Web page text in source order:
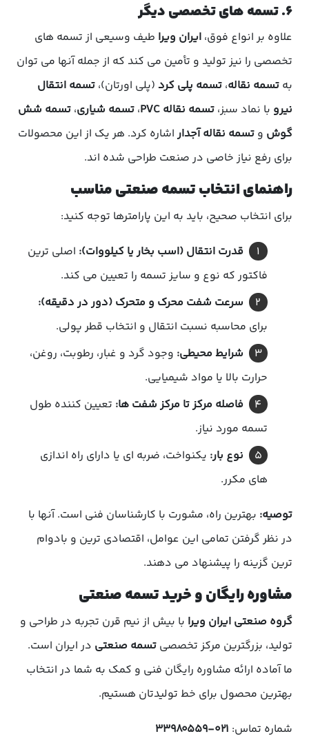
۶. تسمه های تخصصی دیگر
علاوه بر انواع فوق، ایران ویرا طیف وسیعی از تسمه های
تخصصی را نیز تولید و تأمین می کند که از جمله آنها می توان
به تسمه نقاله، تسمه پلی کرد (پلی اورتان)، تسمه انتقال
نیرو با نماد سبز، تسمه نقاله PVC ، تسمه شیاری، تسمه شش
گوش و تسمه نقاله آجداراشاره کرد. هر یک از این محصولات
برای رفع نیاز خاصی در صنعت طراحی شده اند.
راهنمای انتخاب تسمه صنعتی مناسب
برای انتخاب صحیح، باید به این پارامترها توجه کنید:
قدرت انتقال (اسب بخار یا کیلووات): اصلی ترین
فاکتور که نوع و سایز تسمه را تعیین می کند.
سرعت شفت محرک و متحرک (دور در دقیقه):
برای محاسبه نسبت انتقال و انتخاب قطر پولی.
شرایط محیطی: وجود گرد و غبار، رطوبت، روغن،
حرارت بالا یا مواد شیمیایی.
فاصله مرکز تا مرکز شفت ها: تعیین کننده طول
تسمه مورد نیاز.
نوع بار: یکنواخت، ضربه ای یا دارای راه اندازی
های مکرر.
توصیه: بهترین راه، مشورت با کارشناسان فنی است. آنها با
در نظر گرفتن تمامی این عوامل، اقتصادی ترین و بادوام
ترین گزینه را پیشنهاد می دهند.
مشاوره رایگان و خرید تسمه صنعتی
گروه صنعتی ایران ویرا با بیش از نیم قرن تجربه در طراحی و
تولید، بزرگترین مرکز تخصصی تسمه صنعتی در ایران است.
ما آماده ارائه مشاوره رایگان فنی و کمک به شما در انتخاب
بهترین محصول برای خط تولیدتان هستیم.
شماره تماس: ۰۲۱-۳۳۹۸۰۵۵۹